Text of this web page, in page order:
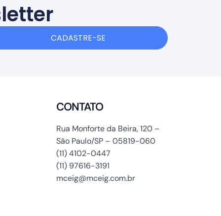
CADASTRE-SE
CONTATO
Rua Monforte da Beira, 120 –
São Paulo/SP – 05819-060
(11) 4102-0447
(11) 97616-3191
mceig@mceig.com.br